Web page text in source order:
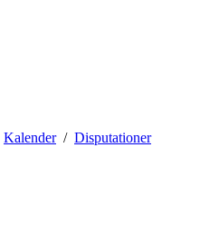
Kalender Disputationer